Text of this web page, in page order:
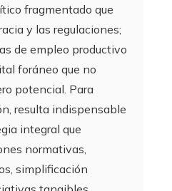
fragmentado que
y las regulaciones;
de empleo productivo
foráneo que no
potencial. Para
resulta indispensable
integral que
normativas,
simplificación